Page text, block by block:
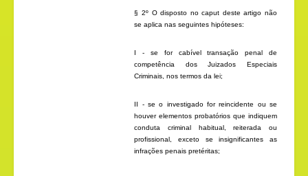
§ 2º O disposto nocaput deste artigo não
se aplica nas seguintes hipóteses:
I - se for cabível transação penal de
competência dos Juizados Especiais
Criminais, nos termos da lei;
II - se o investigado for reincidente ou se
houver elementos probatórios que indiquem
conduta criminal habitual, reiterada ou
profissional, exceto se insignificantes as
infrações penais pretéritas;